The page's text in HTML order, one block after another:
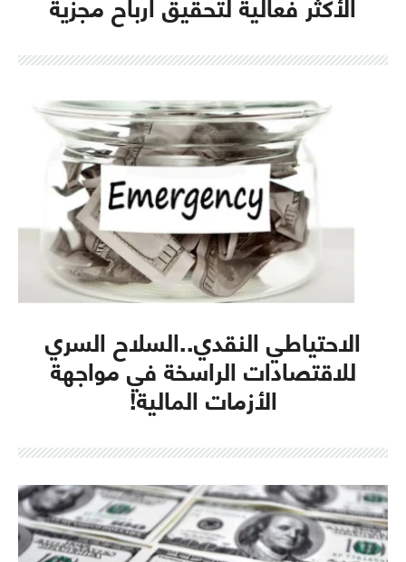
الاحتياطي النقدي..السلاح السري
للاقتصادات الراسخة في مواجهة
الأزمات المالية!